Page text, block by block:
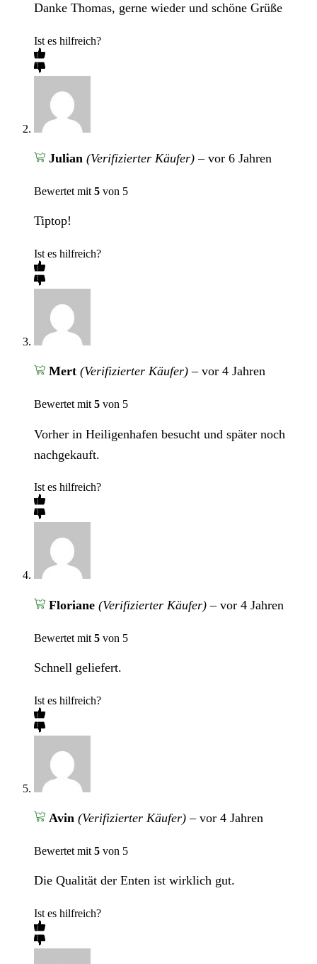
Danke Thomas, gerne wieder und schöne Grüße
Ist es hilfreich?
Julian (Verifizierter Käufer) – vor 6 Jahren
Bewertet mit 5 von 5
Tiptop!
Ist es hilfreich?
Mert (Verifizierter Käufer) – vor 4 Jahren
Bewertet mit 5 von 5
Vorher in Heiligenhafen besucht und später noch
nachgekauft.
Ist es hilfreich?
Floriane (Verifizierter Käufer) – vor 4 Jahren
Bewertet mit 5 von 5
Schnell geliefert.
Ist es hilfreich?
Avin (Verifizierter Käufer) – vor 4 Jahren
Bewertet mit 5 von 5
Die Qualität der Enten ist wirklich gut.
Ist es hilfreich?